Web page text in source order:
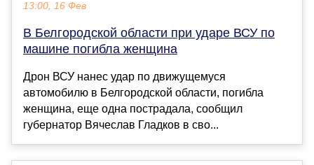
13:00, 16 Фев
В Белгородской области при ударе ВСУ по
машине погибла женщина
Дрон ВСУ нанес удар по движущемуся
автомобилю в Белгородской области, погибла
женщина, еще одна пострадала, сообщил
губернатор Вячеслав Гладков в сво...